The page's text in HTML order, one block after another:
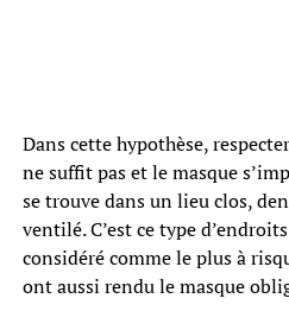
Dans cette hypothèse,
ne suffit pas et le masque
se trouve dans un lieu clos,
ventilé. C’est ce type
considéré comme le plus à
ont aussi rendu le masque